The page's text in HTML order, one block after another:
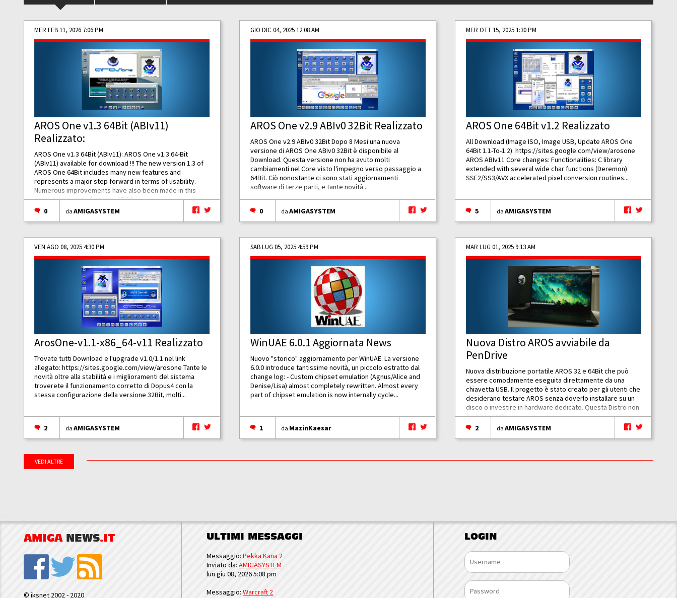
MER FEB 11, 2026 7:06 PM
AROS One v1.3 64Bit (ABIv11)
Realizzato:
AROS One v1.3 64Bit (ABIv11): AROS One v1.3 64-Bit
(ABIv11) available for download !!! The new version 1.3 of
AROS One 64Bit includes many new features and
represents a major step forward in terms of usability.
Numerous improvements have also been made in this
new version, including new AROS...
0
daAMIGASYSTEM
GIO DIC 04, 2025 12:08 AM
AROS One v2.9 ABIv0 32Bit Realizzato
AROS One v2.9 ABIv0 32Bit Dopo 8 Mesi una nuova
versione di AROS One ABIv0 32Bit è disponibile al
Download. Questa versione non ha avuto molti
cambiamenti nel Core visto l'impegno verso passaggio a
64Bit. Ciò nonostante ci sono stati aggiornamenti
software di terze parti, e tante novità...
0 daAMIGASYSTEM
MER OTT 15, 2025 1:30 PM
AROS One 64Bit v1.2 Realizzato
All Download (Image ISO, Image USB, Update AROS One
64Bit 1.1-To-1.2): https://sites.google.com/view/arosone
AROS ABIv11 Core changes: Functionalities: C library
extended with several wide char functions (Deremon)
SSE2/SS3/AVX accelerated pixel conversion routines...
5 daAMIGASYSTEM
VEN AGO 08, 2025 4:30 PM
ArosOne-v1.1-x86_64-v11 Realizzato
Trovate tutti Download e l'upgrade v1.0/1.1 nel link
allegato:https://sites.google.com/view/arosone Tante le
novità oltre alla stabilità e i miglioramenti del sistema
troverete il funzionamento corretto di Dopus4 con la
stessa configurazione della versione 32Bit, molti...
2 daAMIGASYSTEM
SAB LUG 05, 2025 4:59 PM
WinUAE 6.0.1 Aggiornata News
Nuovo "storico" aggiornamento per WinUAE. La versione
6.0.0 introduce tantissime novità, un piccolo estratto dal
change log: - Custom chipset emulation (Agnus/Alice and
Denise/Lisa) almost completely rewritten. Almost every
part of chipset emulation is now internally cycle...
1 da MazinKaesar
MAR LUG 01, 2025 9:13 AM
Nuova Distro AROS avviabile da
PenDrive
Nuova distribuzione portatile AROS 32 e 64Bit che può
essere comodamente eseguita direttamente da una
chiavetta USB. Il progetto è stato creato per gli utenti che
desiderano testare AROS senza doverlo installare su un
disco o investire in hardware dedicato. Questa Distro non
è un prodotto...
2
daAMIGASYSTEM
VEDI ALTRE
AMIGA NEWS.IT
© iksnet 2002 - 2020
ULTIMI MESSAGGI
Messaggio:Pekka Kana 2
Inviato da:AMIGASYSTEM
lun giu 08, 2026 5:08 pm
Messaggio:Warcraft 2
LOGIN